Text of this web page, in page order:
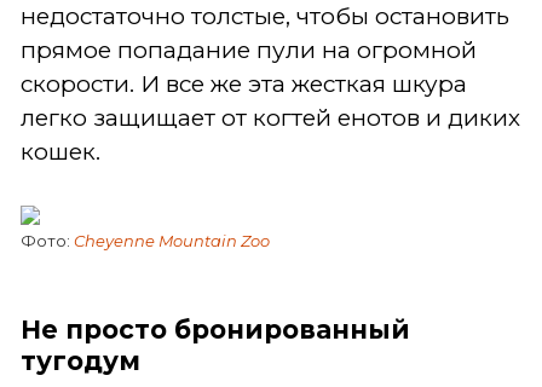
недостаточно толстые, чтобы остановить
прямое попадание пули на огромной
скорости. И все же эта жесткая шкура
легко защищает от когтей енотов и диких
кошек.
Фото: Cheyenne Mountain Zoo
Не просто бронированный
тугодум